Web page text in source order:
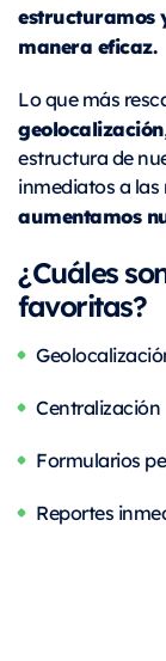
estructuramos
manera eficaz.
Lo que más
geolocalización
estructura de
inmediatos a las
aumentamos
¿Cuáles
favoritas?
Centralización
Formularios
Reportes